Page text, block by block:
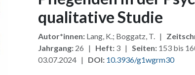
qualitative Studie
Autor*innen:Lang, K.; Boggatz, T. |
Jahrgang:26 | Heft:3 | Seiten:153 bis
03.07.2024 | DOI: 10.3936/g1wgrm30